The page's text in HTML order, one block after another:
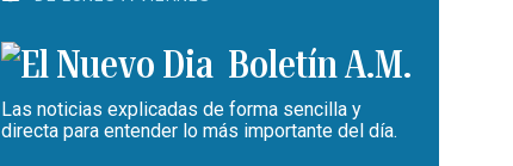
Boletín A.M.
Las noticias explicadas de forma sencilla y
directa para entender lo más importante del día.